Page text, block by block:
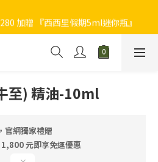
加贈 『西西里假期5ml迷你瓶』
加贈 『西西里假期5ml迷你瓶』
會禮 NT$100 ＋ 2~8% 購物金回饋
加贈 『西西里假期5ml迷你瓶』
至) 精油-10ml
官網獨家禮贈
元即享免運優惠